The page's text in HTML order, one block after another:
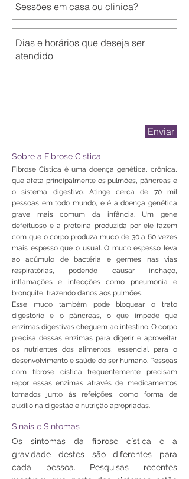
Enviar
Sobre a Fibrose Cistica
Fibrose Cística é uma doença genética, crônica,
que afeta principalmente os pulmões, pâncreas e
o sistema digestivo. Atinge cerca de 70 mil
pessoas em todo mundo, e é a doença genética
grave mais comum da infância. Um gene
defeituoso e a proteína produzida por ele fazem
com que o corpo produza muco de 30 a 60 vezes
mais espesso que o usual. O muco espesso leva
ao acúmulo de bactéria e germes nas vias
respiratórias, podendo causar inchaço,
inflamações e infecções como pneumonia e
bronquite, trazendo danos aos pulmões.
Esse muco também pode bloquear o trato
digestório e o pâncreas, o que impede que
enzimas digestivas cheguem ao intestino. O corpo
precisa dessas enzimas para digerir e aproveitar
os nutrientes dos alimentos, essencial para o
desenvolvimento e saúde do ser humano. Pessoas
com fibrose cística frequentemente precisam
repor essas enzimas através de medicamentos
tomados junto às refeições, como forma de
auxílio na digestão e nutrição apropriadas.
Sinais e Sintomas
Os sintomas da fibrose cística e a
gravidade destes são diferentes para
cada pessoa. Pesquisas recentes